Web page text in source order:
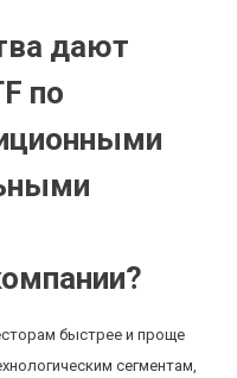
дают
по
быстрее и проще
сегментам,